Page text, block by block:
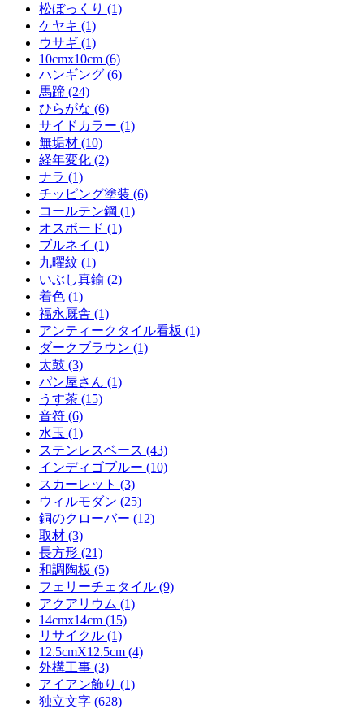
松ぼっくり (1)
ケヤキ (1)
ウサギ (1)
10cmx10cm (6)
ハンギング (6)
馬蹄 (24)
ひらがな (6)
サイドカラー (1)
無垢材 (10)
経年変化 (2)
ナラ (1)
チッピング塗装 (6)
コールテン鋼 (1)
オスボード (1)
ブルネイ (1)
九曜紋 (1)
いぶし真鍮 (2)
着色 (1)
福永厩舎 (1)
アンティークタイル看板 (1)
ダークブラウン (1)
太鼓 (3)
パン屋さん (1)
うす茶 (15)
音符 (6)
水玉 (1)
ステンレスベース (43)
インディゴブルー (10)
スカーレット (3)
ウィルモダン (25)
銅のクローバー (12)
取材 (3)
長方形 (21)
和調陶板 (5)
フェリーチェタイル (9)
アクアリウム (1)
14cmx14cm (15)
リサイクル (1)
12.5cmX12.5cm (4)
外構工事 (3)
アイアン飾り (1)
独立文字 (628)